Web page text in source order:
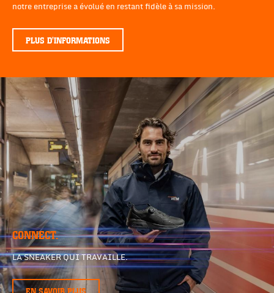
notre entreprise a évolué en restant fidèle à sa mission.
PLUS D'INFORMATIONS
CONNECT.
LA SNEAKER QUI TRAVAILLE.
EN SAVOIR PLUS